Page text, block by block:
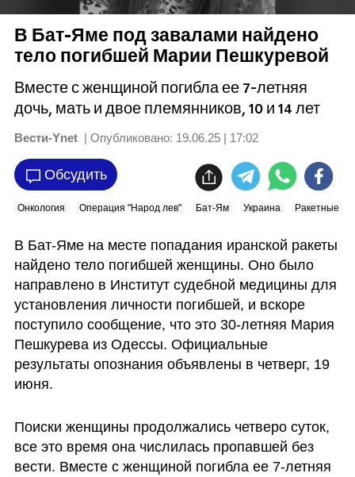
В Бат-Яме под завалами найдено
тело погибшей Марии Пешкуревой
Вместе с женщиной погибла ее 7-летняя
дочь, мать и двое племянников, 10 и 14 лет
Вести-Ynet | Опубликовано: 19.06.25 | 17:02
Обсудить
Онкология Операция "Народ лев" Бат-Ям Украина Ракетные
В Бат-Яме на месте попадания иранской ракеты
найдено тело погибшей женщины. Оно было
направлено в Институт судебной медицины для
установления личности погибшей, и вскоре
поступило сообщение, что это 30-летняя Мария
Пешкурева из Одессы. Официальные
результаты опознания объявлены в четверг, 19
июня.
Поиски женщины продолжались четверо суток,
все это время она числилась пропавшей без
вести. Вместе с женщиной погибла ее 7-летняя